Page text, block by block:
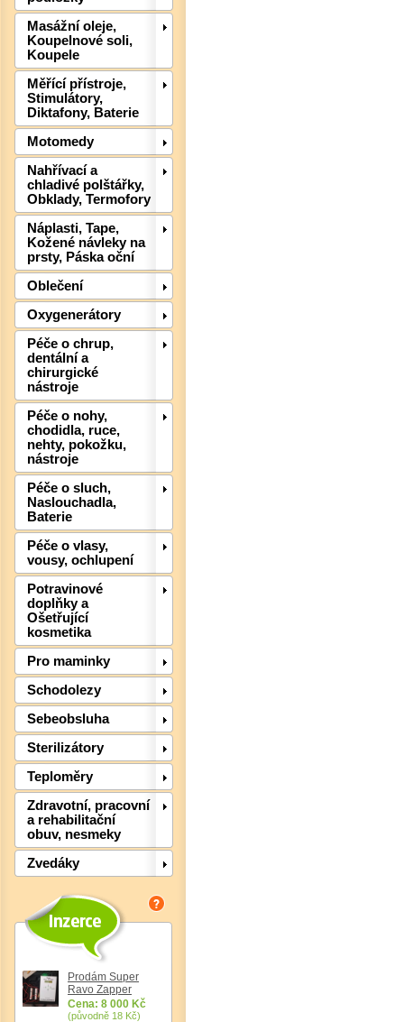
Masážní oleje,
Koupelnové soli,
Koupele
Měřící přístroje,
Stimulátory,
Diktafony, Baterie
Motomedy
Nahřívací a
chladivé polštářky,
Obklady, Termofory
Náplasti, Tape,
Kožené návleky na
prsty, Páska oční
Oblečení
Oxygenerátory
Péče o chrup,
dentální a
chirurgické
nástroje
Péče o nohy,
chodidla, ruce,
nehty, pokožku,
nástroje
Péče o sluch,
Naslouchadla,
Baterie
Péče o vlasy,
vousy, ochlupení
Potravinové
doplňky a
Ošetřující
kosmetika
Pro maminky
Schodolezy
Sebeobsluha
Sterilizátory
Teploměry
Zdravotní, pracovní
a rehabilitační
obuv, nesmeky
Zvedáky
Prodám Super
Ravo Zapper
Cena: 8 000 Kč
(původně 18 Kč)